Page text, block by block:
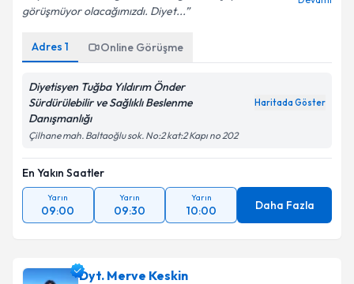
görüşmüyor olacağımızdı. Diyet...
Adres 1 Online Görüşme
Diyetisyen Tuğba Yıldırım Önder
Sürdürülebilir ve Sağlıklı Beslenme
Danışmanlığı
Haritada Göster
Çilhane mah. Baltaoğlu sok. No:2 kat:2 Kapı no 202
En Yakın Saatler
Yarın
09:00
Yarın
09:30
Yarın
10:00 Daha Fazla
Dyt. Merve Keskin